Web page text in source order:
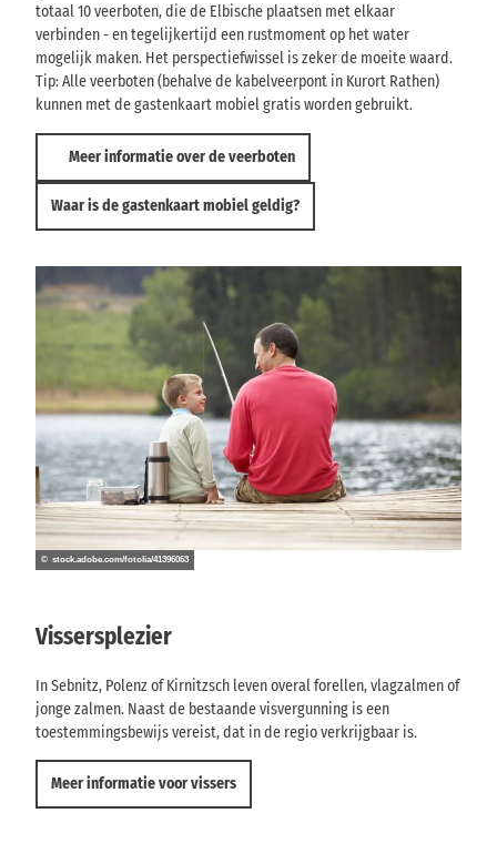
totaal 10 veerboten, die de Elbische plaatsen met elkaar
verbinden - en tegelijkertijd een rustmoment op het water
mogelijk maken. Het perspectiefwissel is zeker de moeite waard.
Tip: Alle veerboten (behalve de kabelveerpont in Kurort Rathen)
kunnen met de gastenkaart mobiel gratis worden gebruikt.
Meer informatie over de veerboten
Waar is de gastenkaart mobiel geldig?
© stock.adobe.com/fotolia/41396063
Vissersplezier
In Sebnitz, Polenz of Kirnitzsch leven overal forellen, vlagzalmen of
jonge zalmen. Naast de bestaande visvergunning is een
toestemmingsbewijs vereist, dat in de regio verkrijgbaar is.
Meer informatie voor vissers